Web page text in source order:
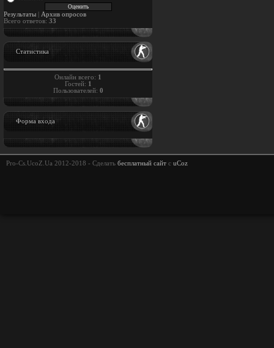
Результаты
Архив опросов
Всего ответов: 33
Статистика
Онлайн всего: 1
Гостей: 1
Пользователей: 0
Форма входа
Pro-Cs.UcoZ.Ua 2012-2018 - Сделать бесплатный сайт с uCoz